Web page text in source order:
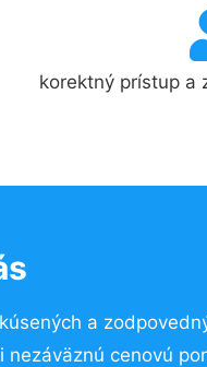
korektný prístup a
a
cenovú